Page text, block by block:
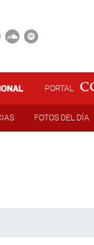
PORTAL
FOTOS DEL DÍA